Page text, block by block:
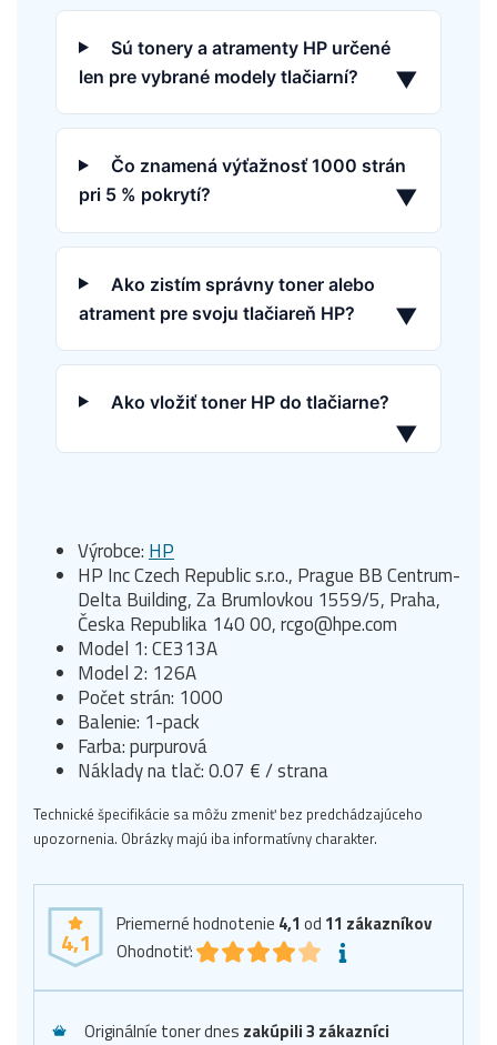
Sú tonery a atramenty HP určené
len pre vybrané modely tlačiarní?
▼
Čo znamená výťažnosť 1000 strán
pri 5 % pokrytí?
▼
Ako zistím správny toner alebo
atrament pre svoju tlačiareň HP?
▼
Ako vložiť toner HP do tlačiarne?
▼
Výrobce: HP
HP Inc Czech Republic s.r.o., Prague BB Centrum-
Delta Building, Za Brumlovkou 1559/5, Praha,
Česka Republika 140 00, rcgo@hpe.com
Model 1: CE313A
Model 2: 126A
Počet strán: 1000
Balenie: 1-pack
Farba: purpurová
Náklady na tlač: 0.07 € / strana
Technické špecifikácie sa môžu zmeniť bez predchádzajúceho
upozornenia. Obrázky majú iba informatívny charakter.
4,1
Priemerné hodnotenie 4,1 od 11 zákazníkov
Ohodnotiť:
Originálníe toner dnes zakúpili 3 zákazníci